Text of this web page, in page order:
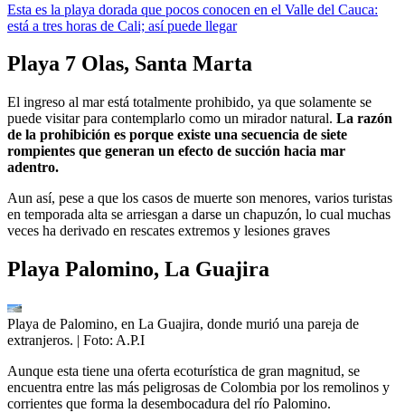
Esta es la playa dorada que pocos conocen en el Valle del Cauca:
está a tres horas de Cali; así puede llegar
Playa 7 Olas, Santa Marta
El ingreso al mar está totalmente prohibido, ya que solamente se
puede visitar para contemplarlo como un mirador natural. La razón
de la prohibición es porque existe una secuencia de siete
rompientes que generan un efecto de succión hacia mar
adentro.
Aun así, pese a que los casos de muerte son menores, varios turistas
en temporada alta se arriesgan a darse un chapuzón, lo cual muchas
veces ha derivado en rescates extremos y lesiones graves
Playa Palomino, La Guajira
Playa de Palomino, en La Guajira, donde murió una pareja de
extranjeros. | Foto: A.P.I
Aunque esta tiene una oferta ecoturística de gran magnitud, se
encuentra entre las más peligrosas de Colombia por los remolinos y
corrientes que forma la desembocadura del río Palomino.